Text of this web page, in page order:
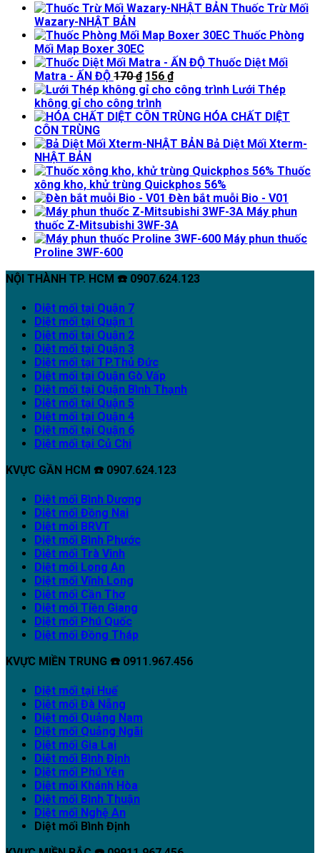
Thuốc Trừ Mối
Wazary-NHẬT BẢN
Thuốc Phòng
Mối Map Boxer 30EC
Thuốc Diệt Mối
Matra - ẤN ĐỘ 170₫ Giá
gốc
là:
170 ₫.
156 ₫Giá
hiện
là:
Lưới Thép
không gỉ cho công trình
HÓA CHẤT DIỆT
CÔN TRÙNG
Bả Diệt Mối Xterm-
NHẬT BẢN
Thuốc
xông kho, khử trùng Quickphos 56%
Đèn bắt muỗi Bio - V01
Máy phun
thuốc Z-Mitsubishi 3WF-3A
Máy phun thuốc
Proline 3WF-600
NỘI THÀNH TP. HCM ☎️ 0907.624.123
Diệt mối tại Quận 7
Diệt mối tại Quận 1
Diệt mối tại Quận 2
Diệt mối tại Quận 3
Diệt mối tại TP.Thủ Đức
Diệt mối tại Quận Gò Vấp
Diệt mối tại Quận Bình Thạnh
Diệt mối tại Quận 5
Diệt mối tại Quận 4
Diệt mối tại Quận 6
Diệt mối tại Củ Chi
KVỰC GẦN HCM ☎️ 0907.624.123
Diệt mối Bình Dương
Diệt mối Đồng Nai
Diệt mối BRVT
Diệt mối Bình Phước
Diệt mối Trà Vinh
Diệt mối Long An
Diệt mối Vĩnh Long
Diệt mối Cần Thơ
Diệt mối Tiền Giang
Diệt mối Phú Quốc
Diệt mối Đồng Tháp
KVỰC MIỀN TRUNG ☎️ 0911.967.456
Diệt mối tại Huế
Diệt mối Đà Nẵng
Diệt mối Quảng Nam
Diệt mối Quảng Ngãi
Diệt mối Gia Lai
Diệt mối Bình Định
Diệt mối Phú Yên
Diệt mối Khánh Hòa
Diệt mối Bình Thuận
Diệt mối Nghệ An
Diệt mối Bình Định